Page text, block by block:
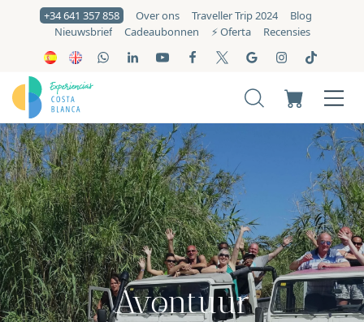
+34 641 357 858 Over ons Traveller Trip 2024
Blog
Nieuwsbrief
Cadeaubonnen ⚡️ Oferta Recensies
Avontuur